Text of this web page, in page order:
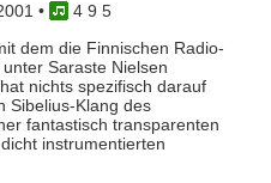
•
4 9 5
dem die Finnischen Radio-
Saraste Nielsen
nichts spezifisch darauf
Sibelius-Klang des
fantastisch transparenten
instrumentierten